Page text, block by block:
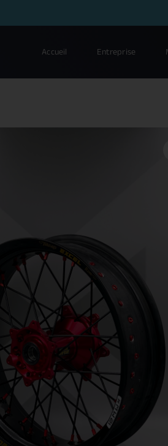
Accueil Entreprise